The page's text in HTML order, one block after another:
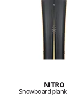
NITRO
Snowboard